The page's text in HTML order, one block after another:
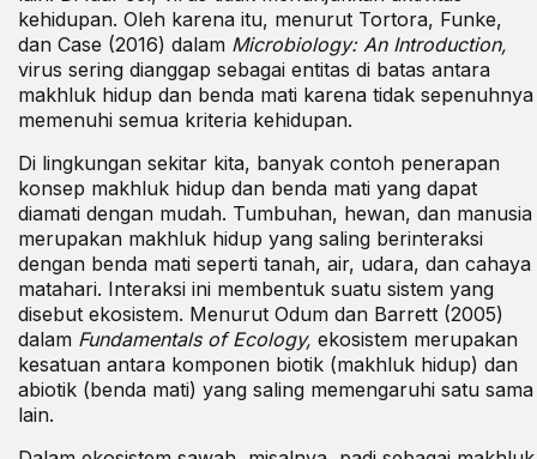
kehidupan. Oleh karena itu, menurut Tortora, Funke,
dan Case (2016) dalam Microbiology: An Introduction,
virus sering dianggap sebagai entitas di batas antara
makhluk hidup dan benda mati karena tidak sepenuhnya
memenuhi semua kriteria kehidupan.
Di lingkungan sekitar kita, banyak contoh penerapan
konsep makhluk hidup dan benda mati yang dapat
diamati dengan mudah. Tumbuhan, hewan, dan manusia
merupakan makhluk hidup yang saling berinteraksi
dengan benda mati seperti tanah, air, udara, dan cahaya
matahari. Interaksi ini membentuk suatu sistem yang
disebut ekosistem. Menurut Odum dan Barrett (2005)
dalam Fundamentals of Ecology, ekosistem merupakan
kesatuan antara komponen biotik (makhluk hidup) dan
abiotik (benda mati) yang saling memengaruhi satu sama
lain.